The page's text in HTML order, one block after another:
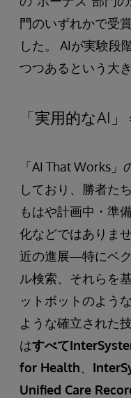
門のいずれかで受
した。 AIが実験段
つつあるという大
「実用的なAI」
「AI That Works
しており、勝者た
もはや計画中・準
化などではありま
近の進展―特にベ
ル検索、それらを
ットボットのよう
ような確立された
はすべて
for Health、
Unified Care